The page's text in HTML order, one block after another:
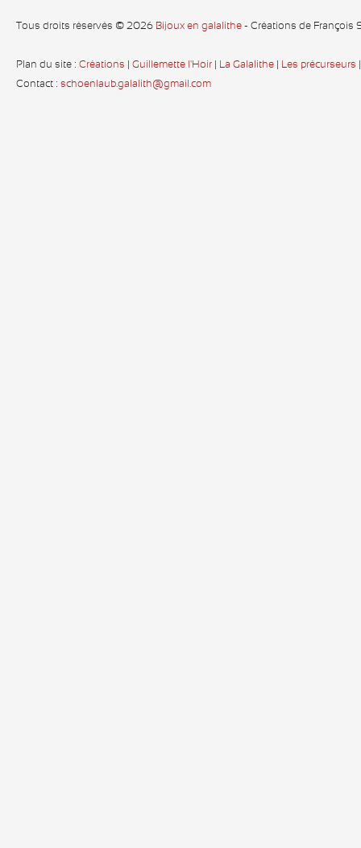
Tous droits réservés © 2026 Bijoux en galalithe - Créations de François
Plan du site : Créations Guillemette l'Hoir La Galalithe Les précurseurs
Contact : schoenlaub.galalith@gmail.com